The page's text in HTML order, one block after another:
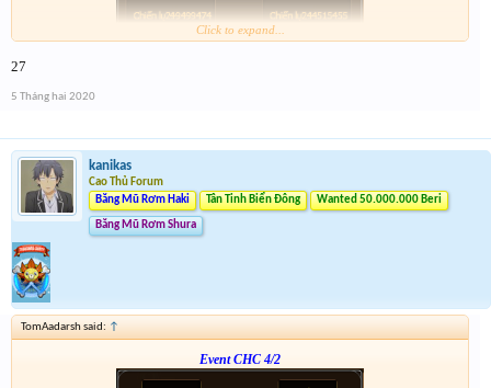
Click to expand...
27
5 Tháng hai 2020
kanikas
Cao Thủ Forum
Băng Mũ Rơm Haki
Tân Tinh Biển Đông Wanted 50.000.000 Beri
Băng Mũ Rơm Shura
TomAadarsh said: ↑
Event CHC 4/2